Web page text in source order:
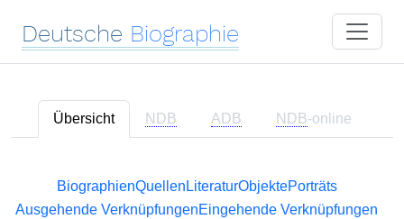
Deutsche Biographie
Übersicht NDB ADB NDB-online
BiographienQuellen LiteraturObjektePorträts
Ausgehende VerknüpfungenEingehende Verknüpfungen